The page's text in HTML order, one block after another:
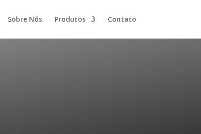
Sobre Nós Produtos Contato